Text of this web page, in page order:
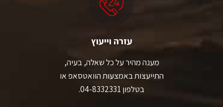
עזרה וייעוץ
מענה מהיר על כל שאלה, בעיה,
התייעצות באמצעות הוואטסאפ או
בטלפון 04-8332331.